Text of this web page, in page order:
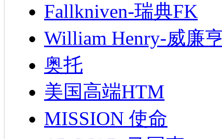
Fallkniven-瑞典FK
William Henry-威廉
奥托
美国高端HTM
MISSION 使命